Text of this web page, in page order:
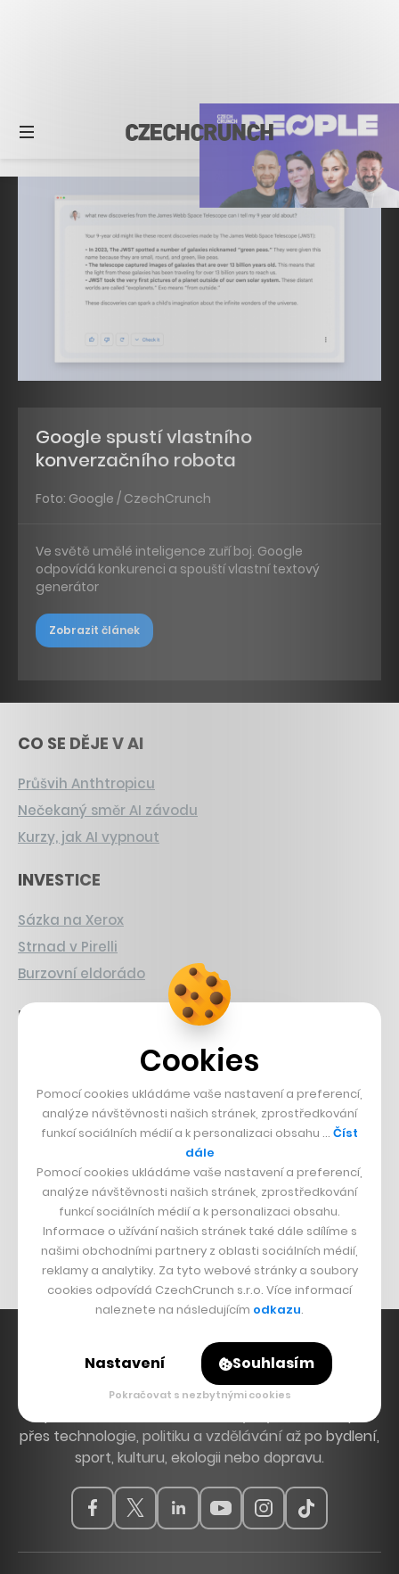
Google spustí vlastního
konverzačního robota
Foto: Google / CzechCrunch
Ve světě umělé inteligence zuří boj. Google
odpovídá konkurenci a spouští vlastní textový
generátor
Zobrazit článek
CO SE DĚJE V AI
Průšvih Anthtropicu
Nečekaný směr AI závodu
Kurzy, jak AI vypnout
INVESTICE
Sázka na Xerox
Strnad v Pirelli
Burzovní eldorádo
PŘÍBĚHY Z GASTRA
Boční projekt, co se zvrtnul
Dva golfisti, co pečou
Bomma není tichá
Originální hodinky
Nábytek z betonu
Hlavní zdroj inspirace. Věnujeme se tématům, která
přes technologie, politiku a vzdělávání až po bydlení,
sport, kulturu, ekologii nebo dopravu.
Cookies
Pomocí cookies ukládáme vaše nastavení a preferencí,
analýze návštěvnosti našich stránek, zprostředkování
funkcí sociálních médií a k personalizaci obsahu … Číst
dále
Pomocí cookies ukládáme vaše nastavení a preferencí,
analýze návštěvnosti našich stránek, zprostředkování
funkcí sociálních médií a k personalizaci obsahu.
Informace o užívání našich stránek také dále sdílíme s
našimi obchodními partnery z oblasti sociálních médií,
reklamy a analytiky. Za tyto webové stránky a soubory
cookies odpovídá CzechCrunch s.r.o. Více informací
naleznete na následujícím odkazu.
Nastavení Souhlasím
Pokračovat s nezbytnými cookies